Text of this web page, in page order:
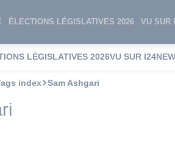
ÉLECTIONS LÉGISLATIVES 2026 VU SUR
LÉGISLATIVES 2026VU SUR
index Sam Ashgari